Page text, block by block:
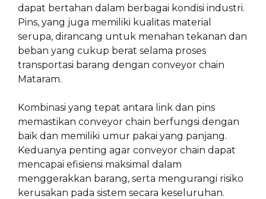
dapat bertahan dalam berbagai kondisi industri.
Pins, yang juga memiliki kualitas material
serupa, dirancang untuk menahan tekanan dan
beban yang cukup berat selama proses
transportasi barang dengan conveyor chain
Mataram.
Kombinasi yang tepat antara link dan pins
memastikan conveyor chain berfungsi dengan
baik dan memiliki umur pakai yang panjang.
Keduanya penting agar conveyor chain dapat
mencapai efisiensi maksimal dalam
menggerakkan barang, serta mengurangi risiko
kerusakan pada sistem secara keseluruhan.